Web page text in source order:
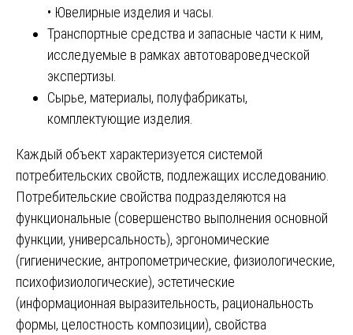
• Ювелирные изделия и часы.
Транспортные средства и запасные части к ним,
исследуемые в рамках автотовароведческой
экспертизы.
Сырье, материалы, полуфабрикаты,
комплектующие изделия.
Каждый объект характеризуется системой
потребительских свойств, подлежащих исследованию.
Потребительские свойства подразделяются на
функциональные (совершенство выполнения основной
функции, универсальность), эргономические
(гигиенические, антропометрические, физиологические,
психофизиологические), эстетические
(информационная выразительность, рациональность
формы, целостность композиции), свойства